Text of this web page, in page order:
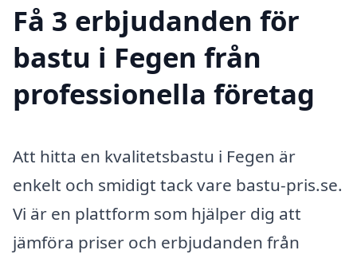
Få 3 erbjudanden för
bastu i Fegen från
professionella företag
Att hitta en kvalitetsbastu i Fegen är
enkelt och smidigt tack vare bastu-pris.se.
Vi är en plattform som hjälper dig att
jämföra priser och erbjudanden från